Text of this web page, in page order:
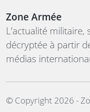
Zone Armée
L’actualité
décryptée à partir
médias
©️ Copyright 2026 -